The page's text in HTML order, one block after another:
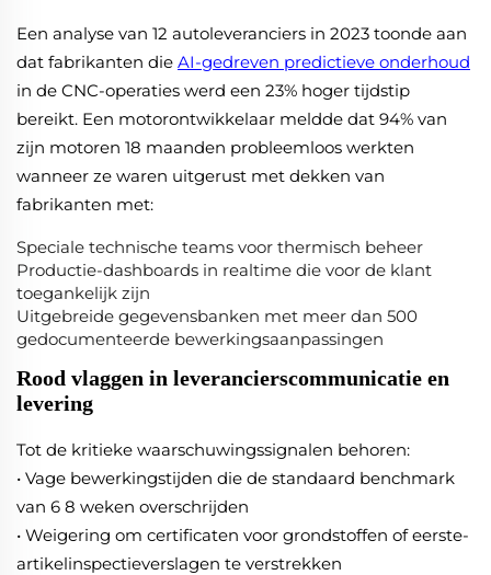
Een analyse van 12 autoleveranciers in 2023 toonde aan
dat fabrikanten die AI-gedreven predictieve onderhoud
in de CNC-operaties werd een 23% hoger tijdstip
bereikt. Een motorontwikkelaar meldde dat 94% van
zijn motoren 18 maanden probleemloos werkten
wanneer ze waren uitgerust met dekken van
fabrikanten met:
Speciale technische teams voor thermisch beheer
Productie-dashboards in realtime die voor de klant
toegankelijk zijn
Uitgebreide gegevensbanken met meer dan 500
gedocumenteerde bewerkingsaanpassingen
Rood vlaggen in leverancierscommunicatie en
levering
Tot de kritieke waarschuwingssignalen behoren:
• Vage bewerkingstijden die de standaard benchmark
van 6 8 weken overschrijden
• Weigering om certificaten voor grondstoffen of eerste-
artikelinspectieverslagen te verstrekken